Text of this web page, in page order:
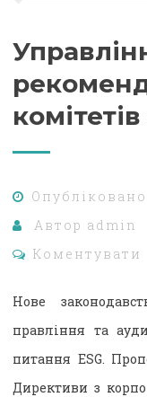
Опубліковано
Автор admin
Коментувати
Нове
правління та
питання ESG.
Директиви з